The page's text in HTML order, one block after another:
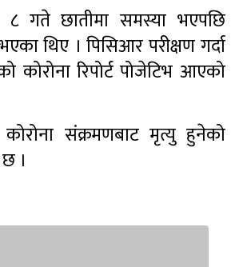
८ गते छातीमा समस्या भएपछि
थिए । पिसिआर परीक्षण गर्दा
कोरोना रिपोर्ट पोजेटिभ आएको
संक्रमणबाट मृत्यु हुनेको
।